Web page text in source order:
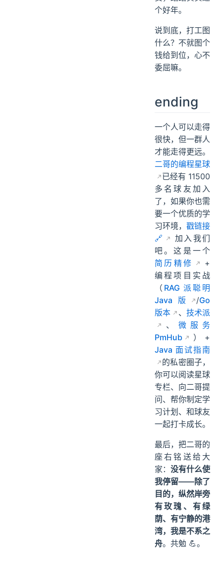
能跟进，让打工
安，踏踏实实过
个好年。
说到底，打工图
委屈嘛。
ending
一个人可以走得
很快，但一群人
才能走得更远。
二哥的编程星球
已经有 11500
多名球友加入
了，如果你也需
要一个优质的学
习环境，戳链接
🔗
加入我们
吧。这是一个
简历精修
+
编程项目实战
RAG 派聪明
Java 版
版本
、技术派
、 微服务
PmHub
）+
Java 面试指南
的私密圈子，
你可以阅读星球
专栏、向二哥提
习计划、和球友
一起打卡成长。
最后，把二哥的
座右铭送给大
家：没有什么使
我停留——除了
目的，纵然岸旁
有玫瑰、有绿